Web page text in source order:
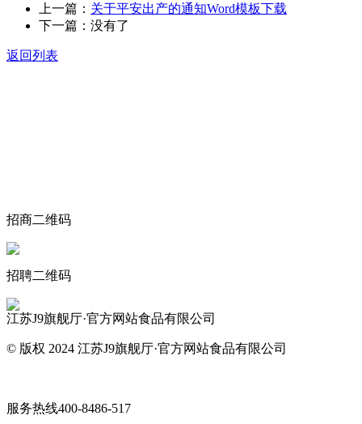
上一篇： 关于平安出产的通知Word模板下载
下一篇：没有了
返回列表
招商二维码
招聘二维码
江苏J9旗舰厅·官方网站食品有限公司
© 版权 2024 江苏J9旗舰厅·官方网站食品有限公司
服务热线400-8486-517